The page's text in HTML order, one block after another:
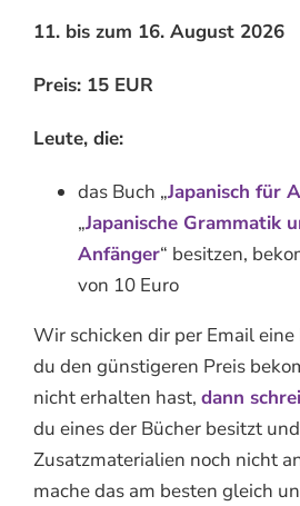
11. bis zum 16. August 2026
Preis: 15 EUR
Leute, die:
das Buch „Japanisch für
„Japanische Grammatik
Anfänger“ besitzen,
von 10 Euro
Wir schicken dir per Email
du den günstigeren Preis
nicht erhalten hast, dann
du eines der Bücher besitzt
Zusatzmaterialien noch nicht
mache das am besten gleich